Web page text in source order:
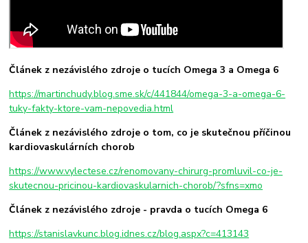
Článek z nezávislého zdroje o tucích Omega 3 a Omega 6
https://martinchudy.blog.sme.sk/c/441844/omega-3-a-omega-6-
tuky-fakty-ktore-vam-nepovedia.html
Článek z nezávislého zdroje o tom, co je skutečnou příčinou
kardiovaskulárních chorob
https://www.vylectese.cz/renomovany-chirurg-promluvil-co-je-
skutecnou-pricinou-kardiovaskularnich-chorob/?sfns=xmo
Článek z nezávislého zdroje - pravda o tucích Omega 6
https://stanislavkunc.blog.idnes.cz/blog.aspx?c=413143